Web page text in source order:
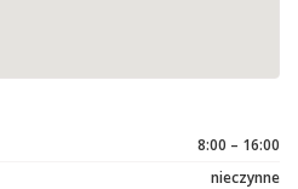
8:00 – 16:00
nieczynne